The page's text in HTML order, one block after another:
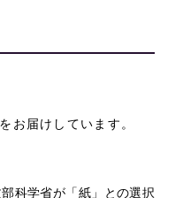
お届けしています。
科学省が「紙」との選択